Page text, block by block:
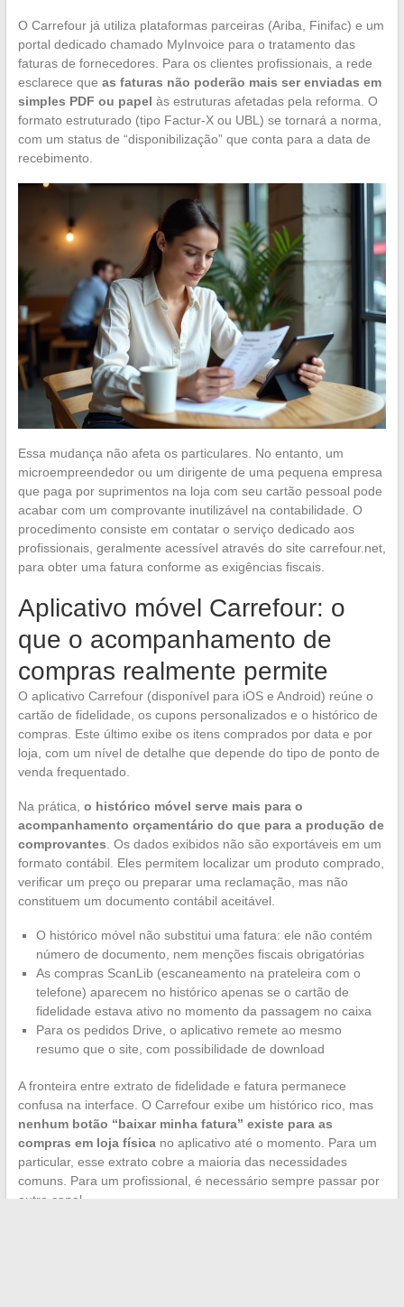
O Carrefour já utiliza plataformas parceiras (Ariba, Finifac) e um
portal dedicado chamado MyInvoice para o tratamento das
faturas de fornecedores. Para os clientes profissionais, a rede
esclarece que as faturas não poderão mais ser enviadas em
simples PDF ou papel às estruturas afetadas pela reforma. O
formato estruturado (tipo Factur-X ou UBL) se tornará a norma,
com um status de “disponibilização” que conta para a data de
recebimento.
Essa mudança não afeta os particulares. No entanto, um
microempreendedor ou um dirigente de uma pequena empresa
que paga por suprimentos na loja com seu cartão pessoal pode
acabar com um comprovante inutilizável na contabilidade. O
procedimento consiste em contatar o serviço dedicado aos
profissionais, geralmente acessível através do site carrefour.net,
para obter uma fatura conforme as exigências fiscais.
Aplicativo móvel Carrefour: o
que o acompanhamento de
compras realmente permite
O aplicativo Carrefour (disponível para iOS e Android) reúne o
cartão de fidelidade, os cupons personalizados e o histórico de
compras. Este último exibe os itens comprados por data e por
loja, com um nível de detalhe que depende do tipo de ponto de
venda frequentado.
Na prática, o histórico móvel serve mais para o
acompanhamento orçamentário do que para a produção de
comprovantes. Os dados exibidos não são exportáveis em um
formato contábil. Eles permitem localizar um produto comprado,
verificar um preço ou preparar uma reclamação, mas não
constituem um documento contábil aceitável.
O histórico móvel não substitui uma fatura: ele não contém
número de documento, nem menções fiscais obrigatórias
As compras ScanLib (escaneamento na prateleira com o
telefone) aparecem no histórico apenas se o cartão de
fidelidade estava ativo no momento da passagem no caixa
Para os pedidos Drive, o aplicativo remete ao mesmo
resumo que o site, com possibilidade de download
A fronteira entre extrato de fidelidade e fatura permanece
confusa na interface. O Carrefour exibe um histórico rico, mas
nenhum botão “baixar minha fatura” existe para as
compras em loja físicano aplicativo até o momento. Para um
particular, esse extrato cobre a maioria das necessidades
comuns. Para um profissional, é necessário sempre passar por
outro canal.